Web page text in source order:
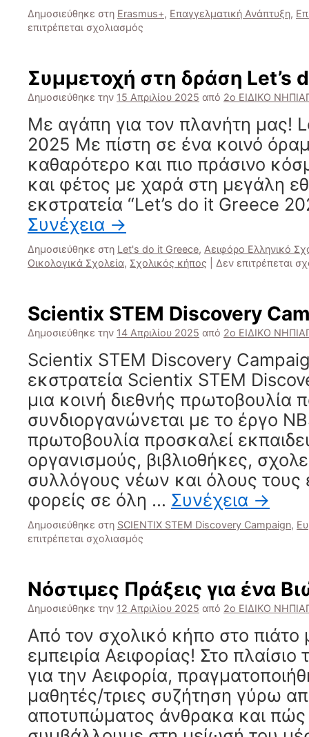
Δημοσιεύθηκε στη Erasmus+, Επαγγελματική Ανάπτυξη,
επιτρέπεται σχολιασμός
for
TEACHERS
Συμμετοχή στη δράση Let’s
Δημοσιεύθηκε την 15 Απριλίου 2025 από 2ο ΕΙΔΙΚΟ
Με αγάπη για τον πλανήτη μας!
2025 Με πίστη σε ένα κοινό
καθαρότερο και πιο πράσινο
και φέτος με χαρά στη μεγάλη
εκστρατεία “Let’s do it Greece
Συνέχεια →
Δημοσιεύθηκε στη Let's do it Greece, Αειφόρο Ελληνικό
Οικολογικά Σχολεία, Σχολικός κήπος Δεν επιτρέπεται
Scientix STEM Discovery
Δημοσιεύθηκε την 14 Απριλίου 2025 από 2ο ΕΙΔΙΚΟ
Scientix STEM Discovery
εκστρατεία Scientix STEM
μια κοινή διεθνής πρωτοβουλία
συνδιοργανώνεται με το έργο
πρωτοβουλία προσκαλεί
οργανισμούς, βιβλιοθήκες,
συλλόγους νέων και όλους τους
φορείς σε όλη … Συνέχεια →
Δημοσιεύθηκε στη SCIENTIX STEM Discovery Campaign,
επιτρέπεται σχολιασμός
Discovery
Campaign
2025
Νόστιμες Πράξεις για ένα
Δημοσιεύθηκε την 12 Απριλίου 2025 από 2ο ΕΙΔΙΚΟ
Από τον σχολικό κήπο στο πιάτο
εμπειρία Αειφορίας! Στο
για την Αειφορία,
μαθητές/τριες συζήτηση γύρω
αποτυπώματος άνθρακα και πώς